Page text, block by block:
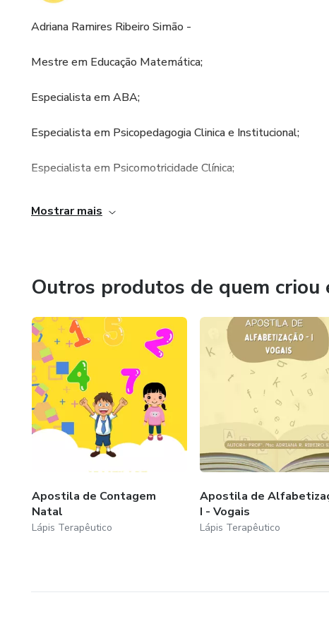
Adriana Ramires Ribeiro Simão -
Mestre em Educação Matemática;
Especialista em ABA;
Especialista em Psicopedagogia Clinica e Institucional;
Especialista em Psicomotricidade Clínica;
Especialista em Educ. à Distância;
Psicopedagoga Clínica;
Palestrante;
Produtora de materiais terapêuticos;
Organizadora e apresentadora do Pod-Cast, Pod-Incluir
Professora Universitária;
Professora da Educação Básica;
Mostrar mais
Outros produtos de quem criou
Apostila de Contagem
Natal
Lápis Terapêutico
Apostila de
I - Vogais
Lápis Terapêutico